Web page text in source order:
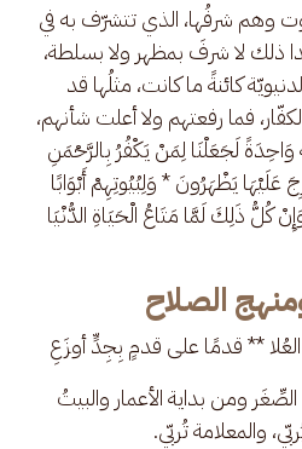
وهم شرفُها، الذي تتشرّف به في
ذلك لا شرفَ بمظهر ولا بسلطة،
كائنةً ما كانت، مثلُها قد
فما رفعتهم ولا أعلت شأنهم،
لَجَعَلْنَا لِمَنْ يَكْفُرُ بِالرَّحْمَنِ
يَظْهَرُونَ * وَلِبُيُوتِهِمْ أَبْوَابًا
كُلُّ ذَلِكَ لَمَّا مَتَاعُ الْحَيَاةِ الدُّنْيَا
الصلاح
** قدمًا على قدمٍ بِجِدٍّ أوزَعِ
ومن بداية الأعمار والبيتُ
والمعلامة تُربّي.